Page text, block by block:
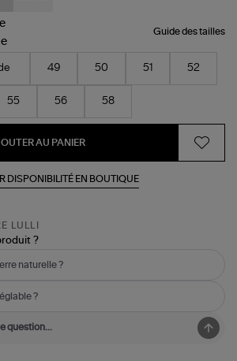
Guide des tailles
49 50 51 52
55 56 58
AU PANIER
DISPONIBILITÉ EN BOUTIQUE
LULLI
?
naturelle ?
?